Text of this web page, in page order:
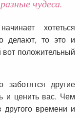
чудеса.
хотеться
делают, то это и
положительный
другие
и ценить вас. Чем
времени и